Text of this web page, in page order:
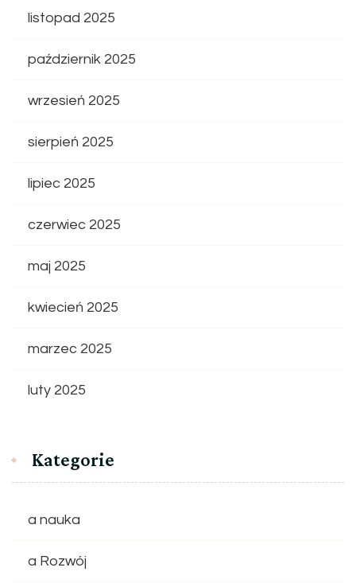
listopad 2025
październik 2025
wrzesień 2025
sierpień 2025
lipiec 2025
czerwiec 2025
maj 2025
kwiecień 2025
marzec 2025
luty 2025
Kategorie
a nauka
a Rozwój